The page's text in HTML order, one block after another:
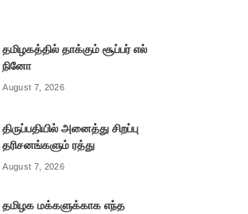
தமிழகத்தில் தாக்கும் சூப்பர் எல்
நினோ
August 7, 2026
திருப்பதியில் அனைத்து சிறப்பு
தரிசனங்களும் ரத்து
August 7, 2026
தமிழக மக்களுக்காக எந்த